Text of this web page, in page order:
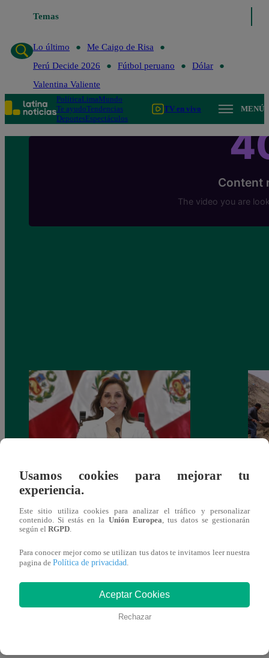
Temas
Lo último
Me Caigo de Risa
Perú Decide 2026
Fútbol peruano
Dólar
Valentina Valiente
PolíticaLimaMundo
Te ayudoTendencias
DeportesEspectáculos
TV en vivo MENÚ
Congreso: proponen que el aumento del
salario presidencial se aplique desde 2026
También te puede
interesar
Usamos cookies para mejorar tu
experiencia.
Este sitio utiliza cookies para analizar el tráfico y personalizar
contenido. Si estás en la Unión Europea , tus datos se gestionarán
según el RGPD
Para conocer mejor como se utilizan tus datos te invitamos leer nuestra
pagina de Política de privacidad
Aceptar Cookies
Rechazar